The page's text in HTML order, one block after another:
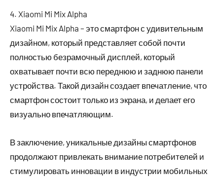
4. Xiaomi Mi Mix Alpha
Xiaomi Mi Mix Alpha – это смартфон с удивительным
дизайном, который представляет собой почти
полностью безрамочный дисплей, который
охватывает почти всю переднюю и заднюю панели
устройства. Такой дизайн создает впечатление, что
смартфон состоит только из экрана, и делает его
визуально впечатляющим.
В заключение, уникальные дизайны смартфонов
продолжают привлекать внимание потребителей и
стимулировать инновации в индустрии мобильных